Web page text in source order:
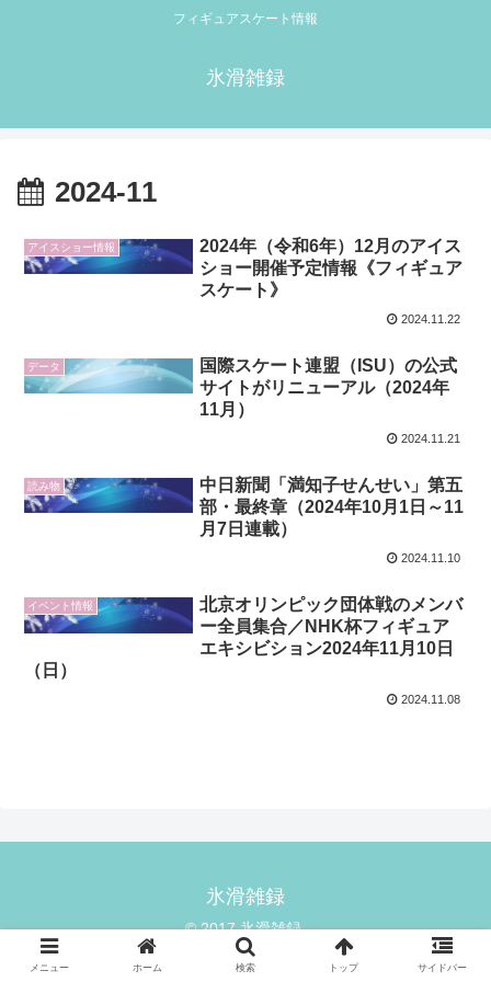
フィギュアスケート情報
氷滑雑録
2024-11
アイスショー情報
2024年（令和6年）12月のアイス
ショー開催予定情報《フィギュア
スケート》
2024.11.22
データ
国際スケート連盟（ISU）の公式
サイトがリニューアル（2024年
11月）
2024.11.21
読み物
中日新聞「満知子せんせい」第五
部・最終章（2024年10月1日～11
月7日連載）
2024.11.10
イベント情報
北京オリンピック団体戦のメンバ
ー全員集合／NHK杯フィギュア
エキシビション2024年11月10日
（日）
2024.11.08
氷滑雑録
© 2017 氷滑雑録.
メニュー ホーム 検索 トップ サイドバー